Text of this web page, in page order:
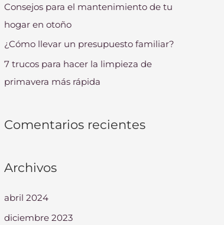
r
:
Consejos para el mantenimiento de tu
hogar en otoño
¿Cómo llevar un presupuesto familiar?
7 trucos para hacer la limpieza de
primavera más rápida
Comentarios recientes
Archivos
abril 2024
diciembre 2023